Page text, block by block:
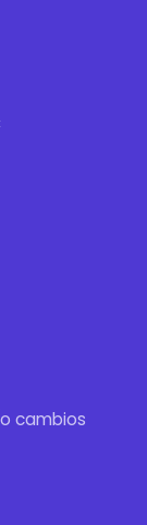
cambios